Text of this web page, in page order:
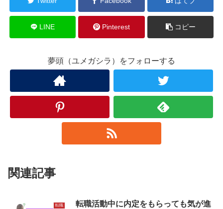
LINE Pinterest コピー
夢頭（ユメガシラ）をフォローする
関連記事
転職
転職活動中に内定をもらっても気が進